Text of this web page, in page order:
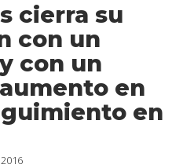
cierra su
con un
con un
en
en